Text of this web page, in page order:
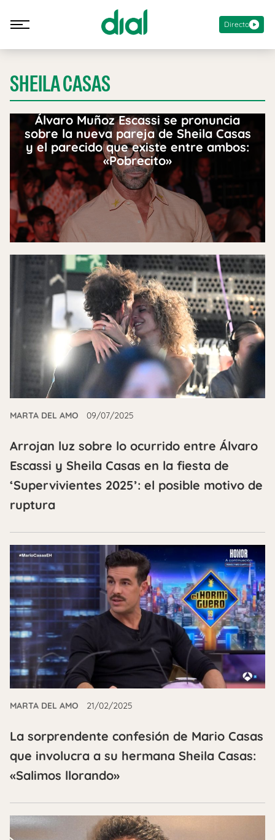
Directo
SHEILA CASAS
Álvaro Muñoz Escassi se pronuncia
sobre la nueva pareja de Sheila Casas
y el parecido que existe entre ambos:
«Pobrecito»
MARTA DEL AMO 09/07/2025
Arrojan luz sobre lo ocurrido entre Álvaro
Escassi y Sheila Casas en la fiesta de
‘Supervivientes 2025’: el posible motivo de
ruptura
MARTA DEL AMO 21/02/2025
La sorprendente confesión de Mario Casas
que involucra a su hermana Sheila Casas:
«Salimos llorando»